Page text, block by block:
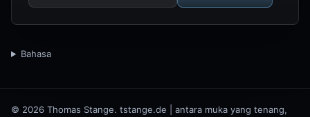
Bahasa
© 2026 Thomas Stange. tstange.de | antara muka yang tenang,